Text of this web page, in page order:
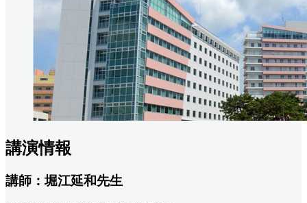
講演情報
講師：堀江延和先生